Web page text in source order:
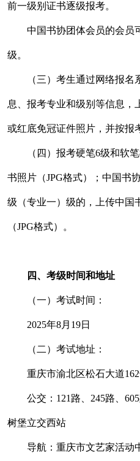
前一级别证书逐级报考。
中国书协团体会员的会员
级。
（三）考生通过网络报
息、报考专业和级别等信息，
或红底免冠证件照片，并按报
（四）报考硬笔6级和软
书照片（JPG格式）；中国书
级（专业一）级的，上传中国
（JPG格式）。
四、考级时间和地址
（一）考试时间：
2025年8月19日
（二）考试地址：
重庆市渝北区松石大道
公交：121路、245路、
树堡立交西站
导航：重庆市文艺家活动